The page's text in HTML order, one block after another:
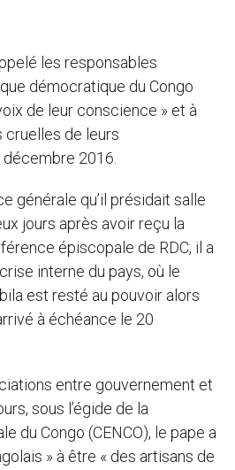
les responsables
démocratique du Congo
de leur conscience » et à
cruelles de leurs
2016.
générale qu’il présidait salle
jours après avoir reçu la
épiscopale de RDC, il a
interne du pays, où le
est resté au pouvoir alors
à échéance le 20
entre gouvernement et
sous l’égide de la
du Congo (CENCO), le pape a
» à être « des artisans de